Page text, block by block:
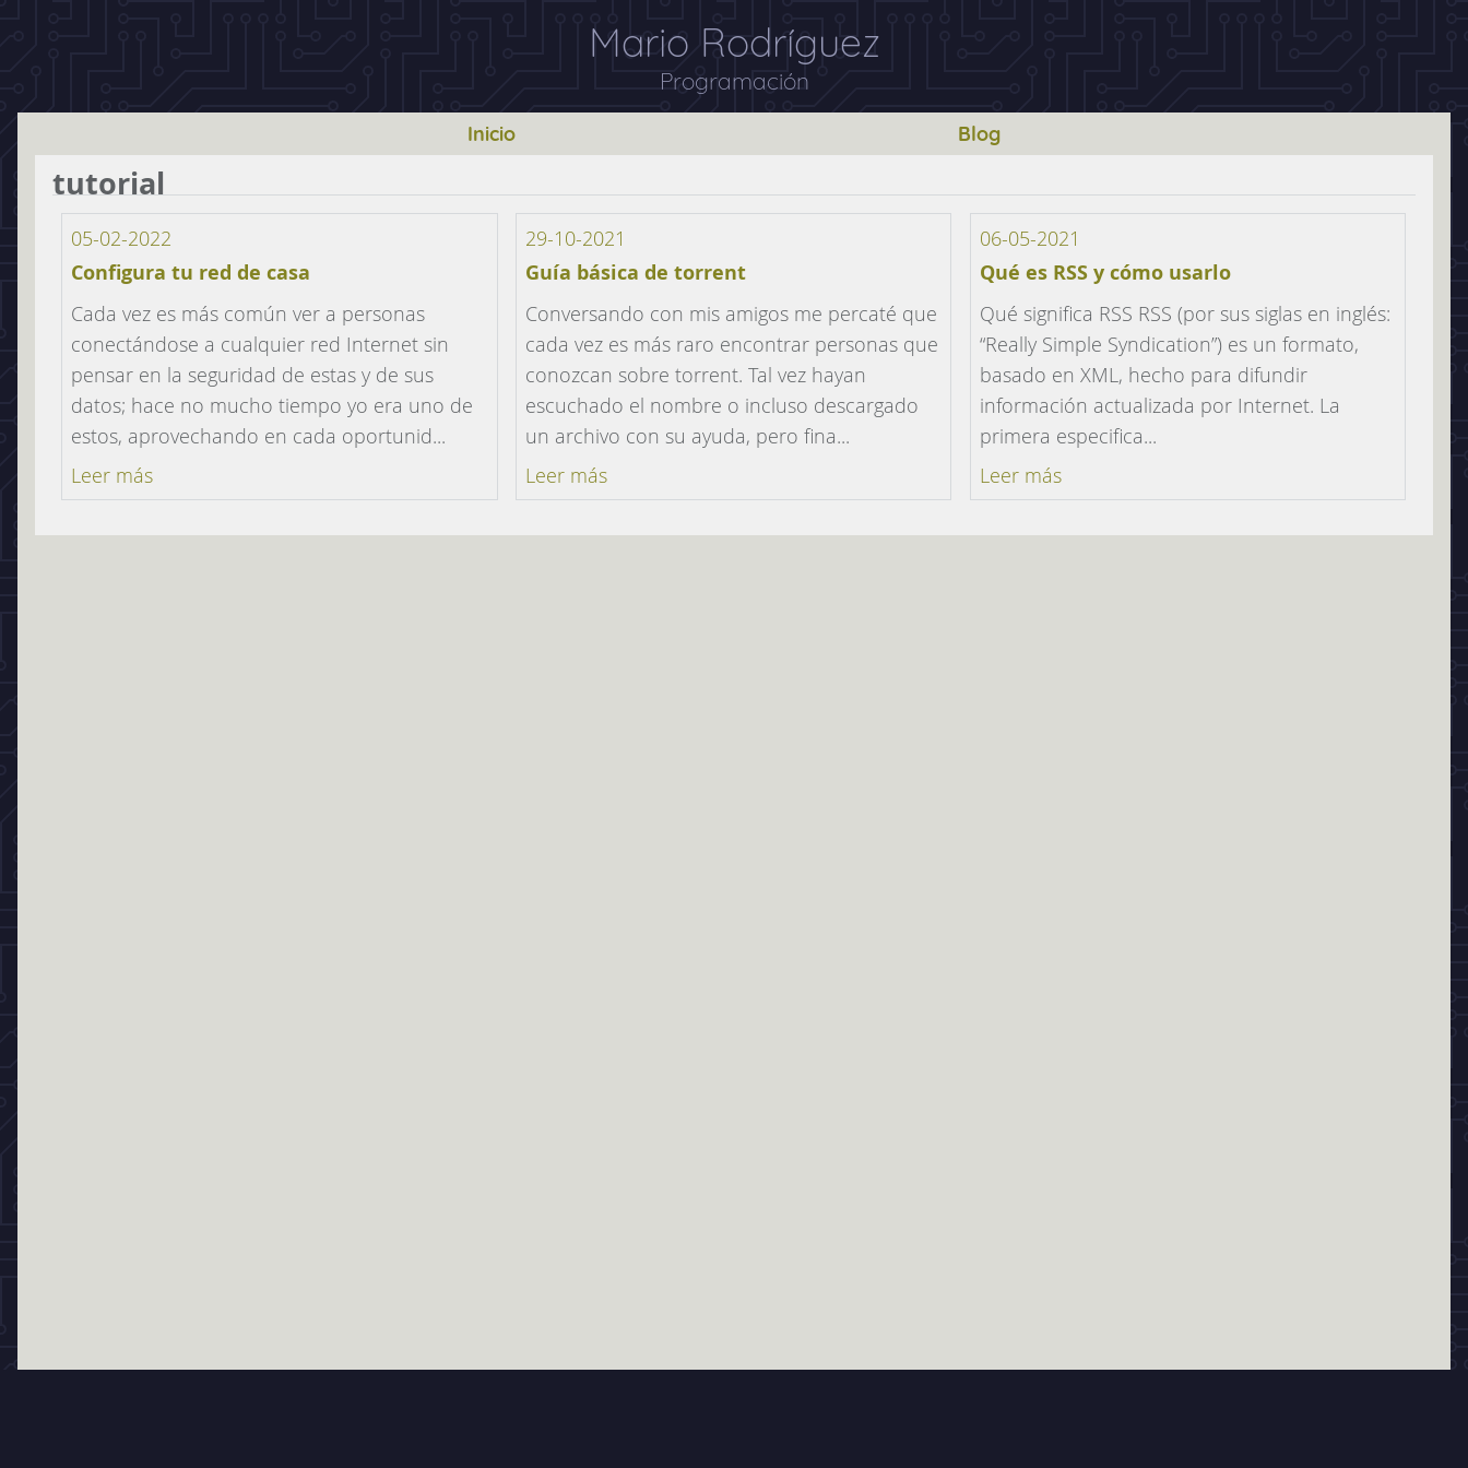
Mario Rodríguez
Programación
Inicio Blog
tutorial
05-02-2022
Configura tu red de casa
Cada vez es más común ver a personas
conectándose a cualquier red Internet sin
pensar en la seguridad de estas y de sus
datos; hace no mucho tiempo yo era uno de
estos, aprovechando en cada oportunid...
Leer más
29-10-2021
Guía básica de torrent
Conversando con mis amigos me percaté que
cada vez es más raro encontrar personas que
conozcan sobre torrent. Tal vez hayan
escuchado el nombre o incluso descargado
un archivo con su ayuda, pero fina...
Leer más
06-05-2021
Qué es RSS y cómo usarlo
Qué significa RSS RSS (por sus siglas en inglés:
“Really Simple Syndication”) es un formato,
basado en XML, hecho para difundir
información actualizada por Internet. La
primera especifica...
Leer más